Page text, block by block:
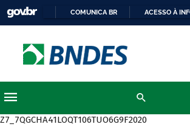
COMUNICA BR ACESSO À
Z7_7QGCHA41LOQT106TUO6G9F2020